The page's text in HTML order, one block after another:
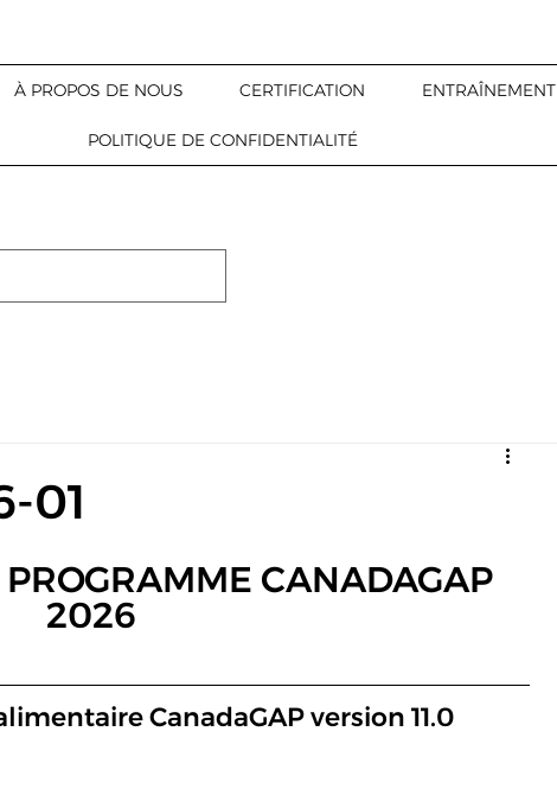
À PROPOS DE NOUS CERTIFICATION ENTRAÎNEMENT
POLITIQUE DE CONFIDENTIALITÉ
01
CANADAGAP
2026
CanadaGAP version 11.0